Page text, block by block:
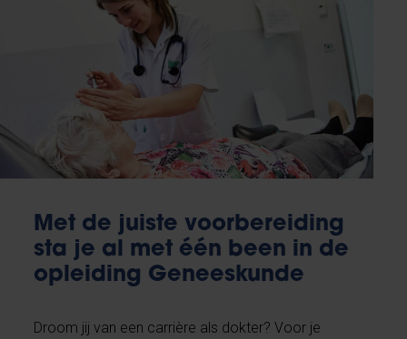
Met de juiste voorbereiding
sta je al met één been in de
opleiding Geneeskund e
Droom jij van een carrière als dokter? Voor je